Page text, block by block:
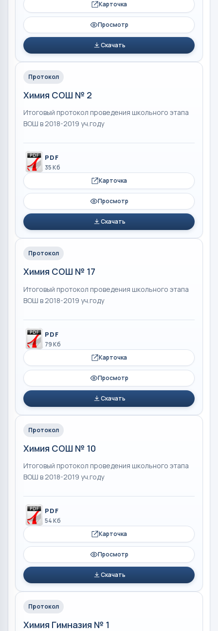
Карточка
Просмотр
Скачать
Протокол
Химия СОШ № 2
Итоговый протокол проведения школьного этапа
ВОШ в 2018-2019 уч.году
PDF
35 Кб
Карточка
Просмотр
Скачать
Протокол
Химия СОШ № 17
Итоговый протокол проведения школьного этапа
ВОШ в 2018-2019 уч.году
PDF
79 Кб
Карточка
Просмотр
Скачать
Протокол
Химия СОШ № 10
Итоговый протокол проведения школьного этапа
ВОШ в 2018-2019 уч.году
PDF
54 Кб
Карточка
Просмотр
Скачать
Протокол
Химия Гимназия № 1